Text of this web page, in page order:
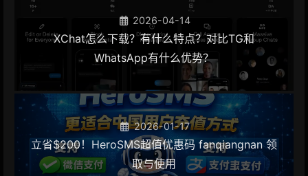
2026-04-14
XChat怎么下载？有什么特点？对比TG和
WhatsApp有什么优势？
2026-01-17
立省$200！HeroSMS超值优惠码 fanqiangnan 领
取与使用